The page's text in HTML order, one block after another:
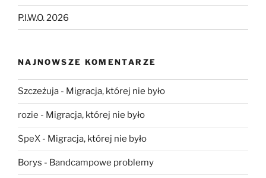
P.I.W.O. 2026
NAJNOWSZE KOMENTARZE
Szczeżuja - Migracja, której nie było
rozie - Migracja, której nie było
SpeX - Migracja, której nie było
Borys - Bandcampowe problemy